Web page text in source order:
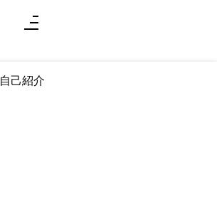
自己紹介